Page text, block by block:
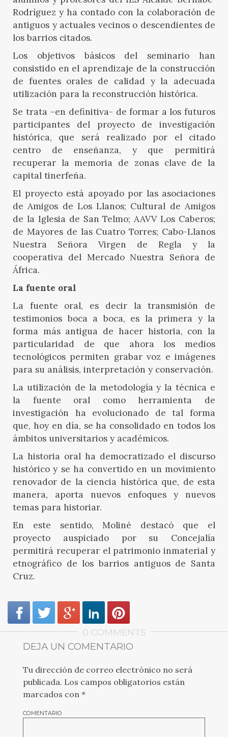
Rodríguez y ha contado con la colaboración de
antiguos y actuales vecinos o descendientes de
los barrios citados.
Los objetivos básicos del seminario han
consistido en el aprendizaje de la construcción
de fuentes orales de calidad y la adecuada
utilización para la reconstrucción histórica.
Se trata –en definitiva- de formar a los futuros
participantes del proyecto de investigación
histórica, que será realizado por el citado
centro de enseñanza, y que permitirá
recuperar la memoria de zonas clave de la
capital tinerfeña.
El proyecto está apoyado por las asociaciones
de Amigos de Los Llanos; Cultural de Amigos
de la Iglesia de San Telmo; AAVV Los Caberos;
de Mayores de las Cuatro Torres; Cabo-Llanos
Nuestra Señora Virgen de Regla y la
cooperativa del Mercado Nuestra Señora de
África.
La fuente oral
La fuente oral, es decir la transmisión de
testimonios boca a boca, es la primera y la
forma más antigua de hacer historia, con la
particularidad de que ahora los medios
tecnológicos permiten grabar voz e imágenes
para su análisis, interpretación y conservación.
La utilización de la metodología y la técnica e
la fuente oral como herramienta de
investigación ha evolucionado de tal forma
que, hoy en día, se ha consolidado en todos los
ámbitos universitarios y académicos.
La historia oral ha democratizado el discurso
histórico y se ha convertido en un movimiento
renovador de la ciencia histórica que, de esta
manera, aporta nuevos enfoques y nuevos
temas para historiar.
En este sentido, Moliné destacó que el
proyecto auspiciado por su Concejalía
permitirá recuperar el patrimonio inmaterial y
etnográfico de los barrios antiguos de Santa
Cruz.
0 COMMENTS
DEJA UN COMENTARIO
Tu dirección de correo electrónico no será
publicada. Los campos obligatorios están
marcados con *
COMENTARIO